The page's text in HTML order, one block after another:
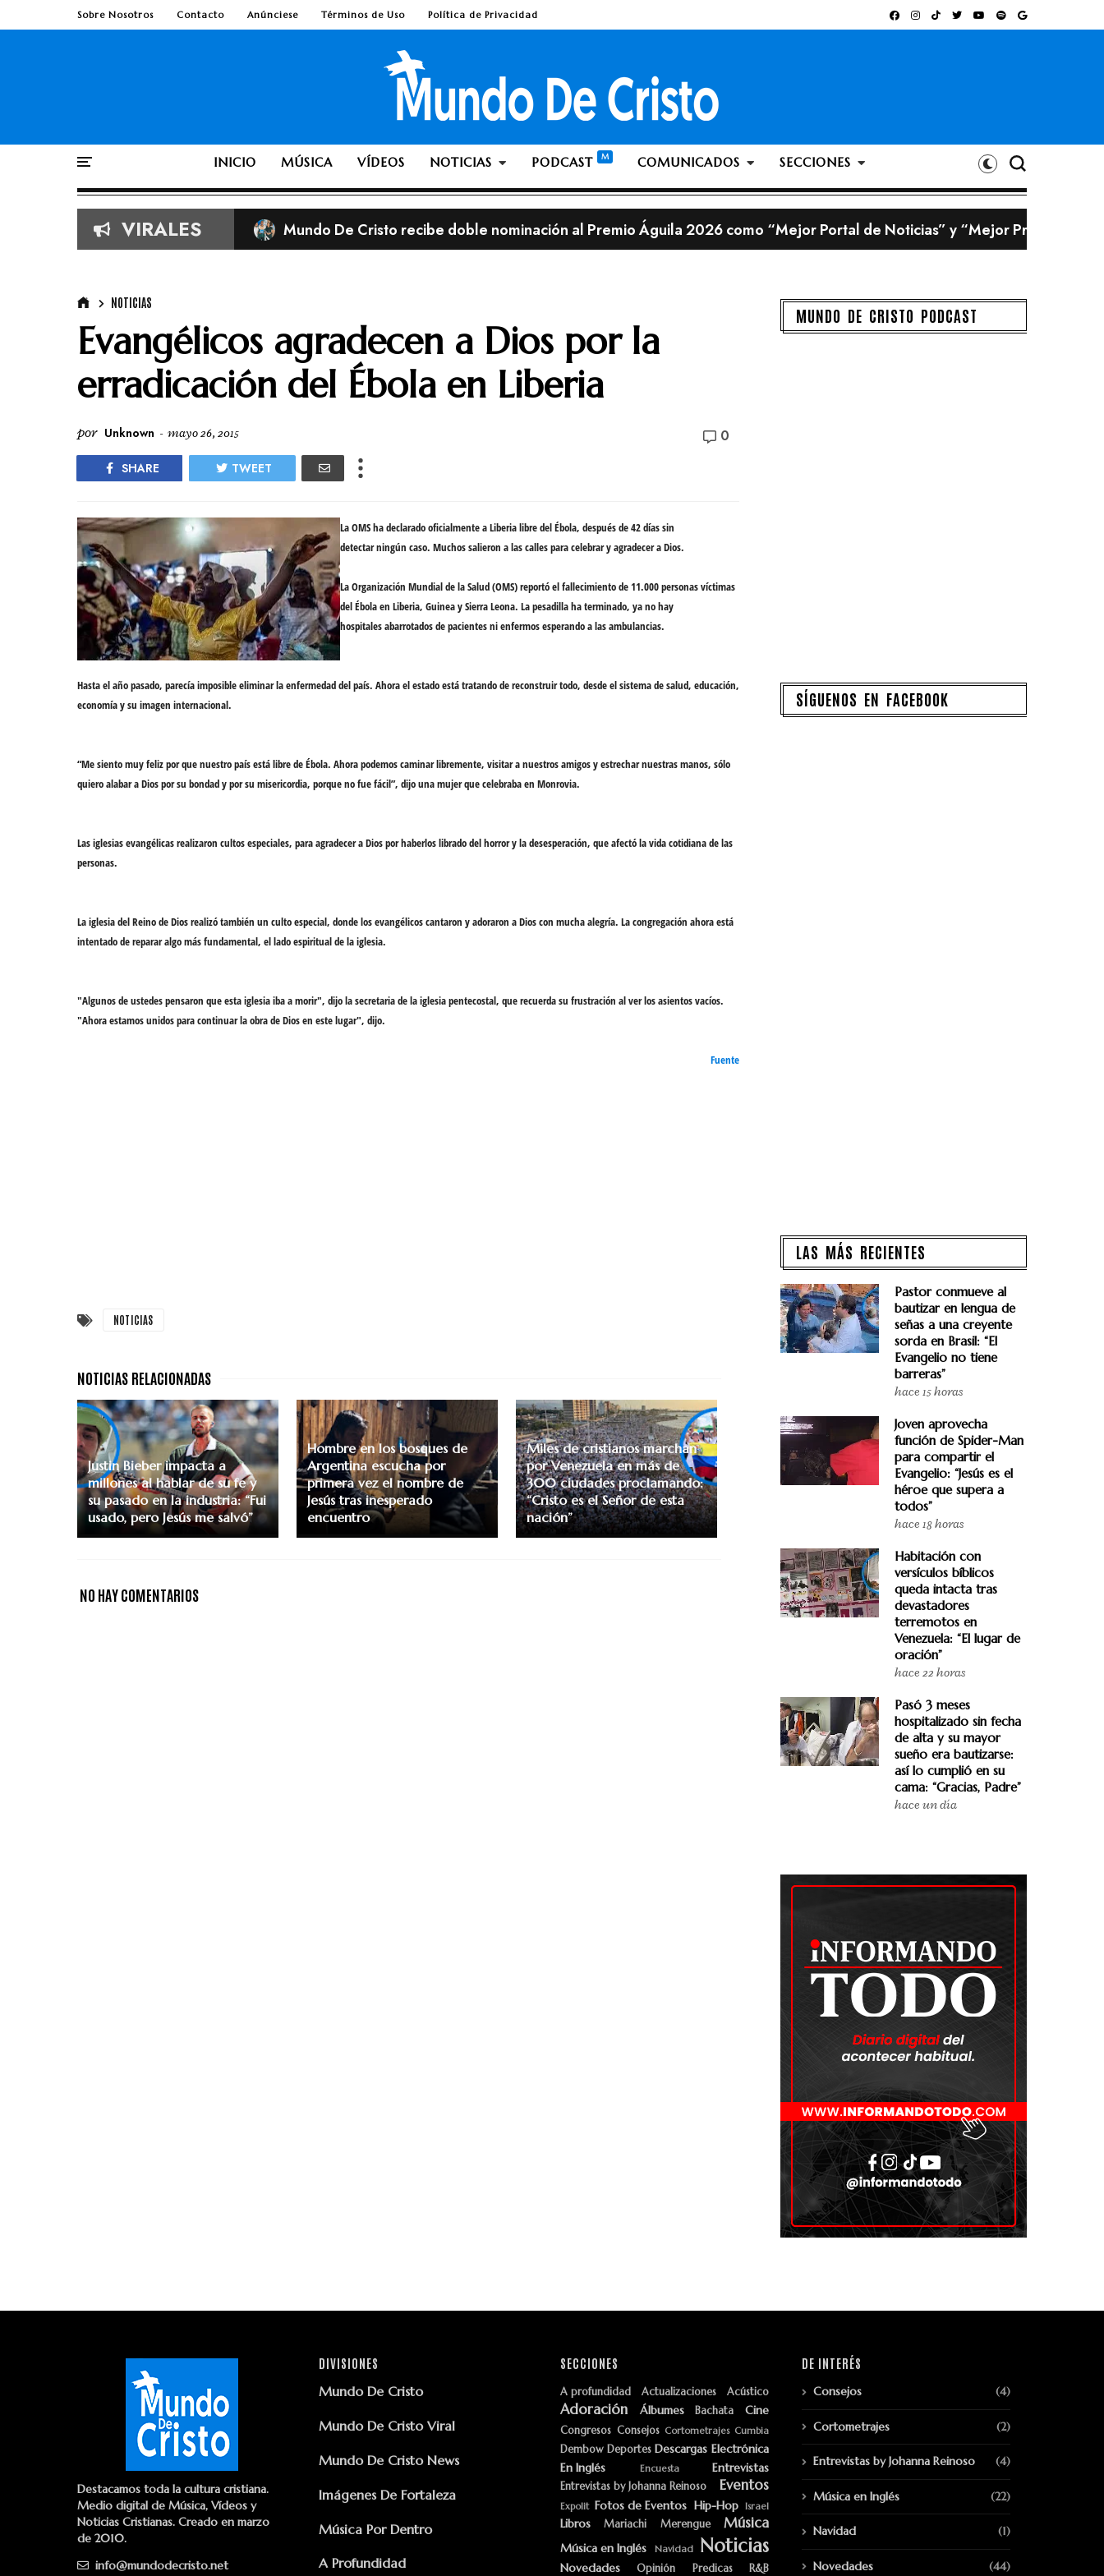
Sobre Nosotros Contacto Anúnciese Términos de Uso Política de Privacidad
INICIO MÚSICA VÍDEOS NOTICIAS PODCAST COMUNICADOS SECCIONES
VIRALES Mundo De Cristo recibe doble nominación al Premio Águila 2026 como “Mejor Portal de Noticias” y “Mejor Programa
Imágenes virales de Lionel Messi en una iglesia cristiana resultan ser creadas con inteligencia artificial
Adolescente sobrevive contra todo pronóstico y atribuye su recuperación a un milagro de Dios: “Él me salvó la vida”
Según la Biblia; ¿Es pecado ante Dios dejarse crecer la barba o el bigote?
NOTICIAS
Evangélicos agradecen a Dios por la
erradicación del Ébola en Liberia
por Unknown - mayo 26, 2015 0
SHARE TWEET
La OMS ha declarado oficialmente a Liberialibre del Ébola, después de 42 días sin
detectarningún caso. Muchos salieron a las calles para celebrar yagradecer a Dios.
La Organización Mundial de la Salud (OMS) reportó elfallecimiento de 11.000 personasvíctimas
del Ébola en Liberia, Guinea y Sierra Leona. La pesadilla ha terminado, ya no hay
hospitalesabarrotadosde pacientes ni enfermos esperando a las ambulancias.
Hasta el año pasado, parecíaimposibleeliminar la enfermedad del país. Ahora el estado está tratando dereconstruir todo, desde el sistema de salud, educación,
economía y su imagen internacional.
“Me siento muy feliz por que nuestro país estálibre de Ébola. Ahora podemos caminar libremente, visitar a nuestros amigos y estrechar nuestras manos, sólo
quieroalabar a Diospor su bondad y por su misericordia, porque no fue fácil”, dijo una mujer que celebraba en Monrovia.
Lasiglesias evangélicasrealizaron cultos especiales, paraagradecer a Diospor haberlos librado delhorror y la desesperación, que afectó la vida cotidiana de las
personas.
La iglesia del Reino de Dios realizó también un culto especial, donde los evangélicoscantaron y adoraron a Dioscon mucha alegría. La congregación ahora está
intentado de reparar algo más fundamental, el lado espiritual de la iglesia.
"Algunos de ustedes pensaron queesta iglesia iba a morir", dijo la secretaria de la iglesia pentecostal, que recuerda su frustración al ver los asientos vacíos.
"Ahoraestamos unidospara continuar laobra de Diosen este lugar", dijo.
Fuente
NOTICIAS
Justin Bieber impacta a
millones al hablar de su fe y
su pasado en la industria: “Fui
usado, pero Jesús me salvó”
Hombre en los bosques de
Argentina escucha por
primera vez el nombre de
Jesús tras inesperado
encuentro
Miles de cristianos marchan
por Venezuela en más de
300 ciudades proclamando:
“Cristo es el Señor de esta
nación”
NO HAY COMENTARIOS
MUNDO DE CRISTO PODCAST
SÍGUENOS EN FACEBOOK
LAS MÁS RECIENTES
Pastor conmueve al
bautizar en lengua de
señas a una creyente
sorda en Brasil: “El
Evangelio no tiene
barreras”
hace 15 horas
Joven aprovecha
función de Spider-Man
para compartir el
Evangelio: “Jesús es el
héroe que supera a
todos”
hace 18 horas
Habitación con
versículos bíblicos
queda intacta tras
devastadores
terremotos en
Venezuela: “El lugar de
oración”
hace 22 horas
Pasó 3 meses
hospitalizado sin fecha
de alta y su mayor
sueño era bautizarse:
así lo cumplió en su
cama: “Gracias, Padre”
hace un día
Destacamos toda la cultura cristiana.
Medio digital de Música, Vídeos y
Noticias Cristianas. Creado en marzo
de 2010.
info@mundodecristo.net
DIVISIONES
Mundo De Cristo
Mundo De Cristo Viral
Mundo De Cristo News
Imágenes De Fortaleza
Música Por Dentro
A Profundidad
SECCIONES
A profundidad Actualizaciones Acústico
Adoración Álbumes Bachata Cine
Congresos Consejos Cortometrajes Cumbia
Dembow Deportes Descargas Electrónica
En Inglés
Encuesta Entrevistas
Entrevistas by Johanna Reinoso Eventos
Expolit Fotos de Eventos Hip-Hop Israel
Libros Mariachi Merengue Música
Música en Inglés Navidad Noticias
Novedades Opinión Predicas R&B
DE INTERÉS
Consejos (4)
Cortometrajes (2)
Entrevistas by Johanna Reinoso (4)
Música en Inglés (22)
Navidad (1)
Novedades (44)